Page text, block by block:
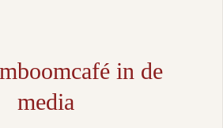
in de
media